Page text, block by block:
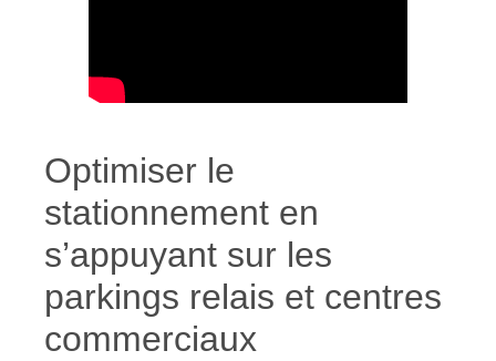
Optimiser le
stationnement en
s’appuyant sur les
parkings relais et centres
commerciaux